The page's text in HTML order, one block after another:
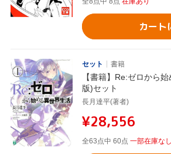
カート
セット 書籍
【書籍】Re:ゼロから
版)セット
長月達平(著者)
¥28,556
全63点中 60点 一部在庫なし